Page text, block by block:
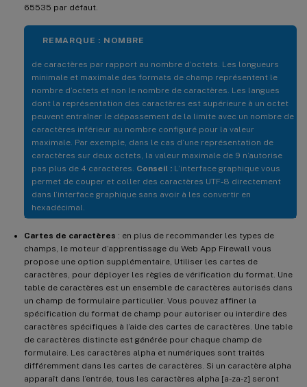
65535 par défaut.
REMARQUE : NOMBRE
de caractères par rapport au nombre d’octets. Les longueurs
minimale et maximale des formats de champ représentent le
nombre d’octets et non le nombre de caractères. Les langues
dont la représentation des caractères est supérieure à un octet
peuvent entraîner le dépassement de la limite avec un nombre de
caractères inférieur au nombre configuré pour la valeur
maximale. Par exemple, dans le cas d’une représentation de
caractères sur deux octets, la valeur maximale de 9 n’autorise
pas plus de 4 caractères. Conseil : L’interface graphique vous
permet de couper et coller des caractères UTF-8 directement
dans l’interface graphique sans avoir à les convertir en
hexadécimal.
Cartes de caractères : en plus de recommander les types de
champs, le moteur d’apprentissage du Web App Firewall vous
propose une option supplémentaire, Utiliser les cartes de
caractères, pour déployer les règles de vérification du format. Une
table de caractères est un ensemble de caractères autorisés dans
un champ de formulaire particulier. Vous pouvez affiner la
spécification du format de champ pour autoriser ou interdire des
caractères spécifiques à l’aide des cartes de caractères. Une table
de caractères distincte est générée pour chaque champ de
formulaire. Les caractères alpha et numériques sont traités
différemment dans les cartes de caractères. Si un caractère alpha
apparaît dans l’entrée, tous les caractères alpha [a-za-z] seront